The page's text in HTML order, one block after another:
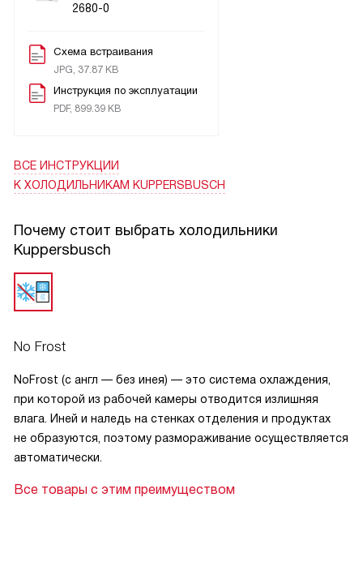
2680-0
Схема встраивания
JPG, 37.87 KB
Инструкция по эксплуатации
PDF, 899.39 KB
ВСЕ ИНСТРУКЦИИ
К ХОЛОДИЛЬНИКАМ KUPPERSBUSCH
Почему стоит выбрать холодильники
Kuppersbusch
No Frost
NoFrost (с англ — без инея) — это система охлаждения,
при которой из рабочей камеры отводится излишняя
влага. Иней и наледь на стенках отделения и продуктах
не образуются, поэтому размораживание осуществляется
автоматически.
Все товары с этим преимуществом